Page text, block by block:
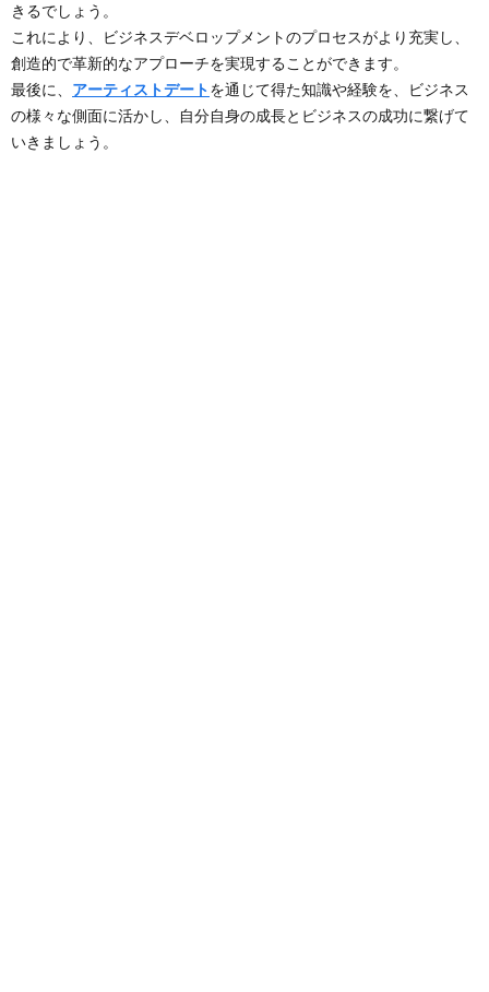
きるでしょう。
これにより、ビジネスデベロップメントのプロセスがより充実し、
創造的で革新的なアプローチを実現することができます。
最後に、 アーティストデートを通じて得た知識や経験を、ビジネス
の様々な側面に活かし、自分自身の成長とビジネスの成功に繋げて
いきましょう。